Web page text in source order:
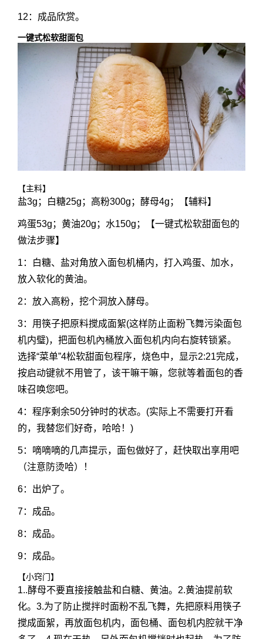
12：成品欣赏。
一键式松软甜面包
【主料】
盐3g；白糖25g；高粉300g；酵母4g；【辅料】
鸡蛋53g；黄油20g；水150g；【一键式松软甜面包的
做法步骤】
1：白糖、盐对角放入面包机桶内，打入鸡蛋、加水，
放入软化的黄油。
2：放入高粉，挖个洞放入酵母。
3：用筷子把原料搅成面絮(这样防止面粉飞舞污染面包
机内璧)，把面包机內桶放入面包机内向右旋转锁紧。
选择“菜单”4松软甜面包程序，烧色中，显示2:21完成，
按启动键就不用管了，该干嘛干嘛，您就等着面包的香
味召唤您吧。
4：程序剩余50分钟时的状态。(实际上不需要打开看
的，我替您们好奇，哈哈！)
5：嘀嘀嘀的几声提示，面包做好了，赶快取出享用吧
（注意防烫哈）！
6：出炉了。
7：成品。
8：成品。
9：成品。
【小窍门】
1..酵母不要直接接触盐和白糖、黄油。2.黄油提前软
化。3.为了防止搅拌时面粉不乱飞舞，先把原料用筷子
搅成面絮，再放面包机内，面包桶、面包机内腔就干净